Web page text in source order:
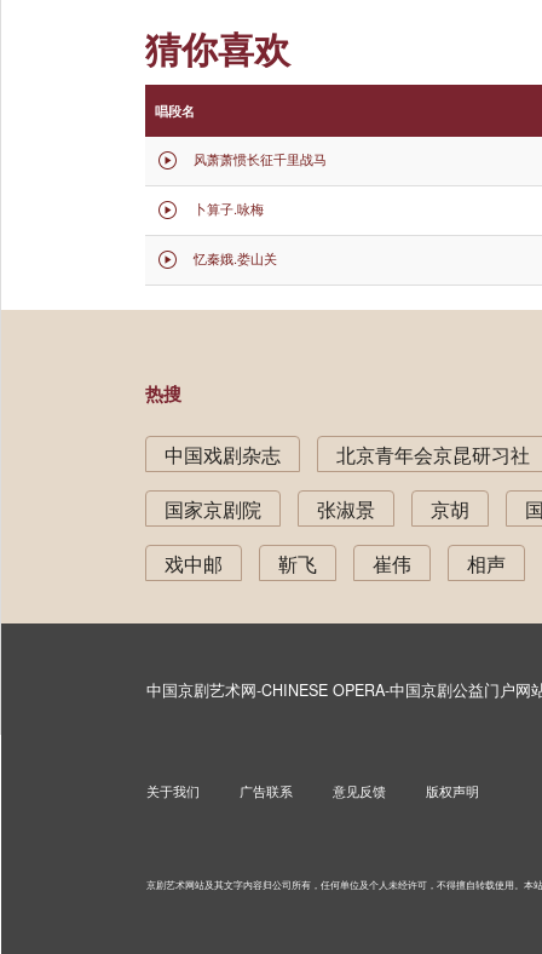
猜你喜欢
唱段名
 风萧萧惯长征千里战马
 卜算子.咏梅
 忆秦娥.娄山关
热搜
中国戏剧杂志
北京青年会京昆研习社
国家京剧院
张淑景 京胡
戏中邮
靳飞 崔伟 相声
中国京剧艺术网-CHINESE OPERA-中国京剧公益门户网
关于我们 广告联系 意见反馈 版权声明
京剧艺术网站及其文字内容归公司所有，任何单位及个人未经许可，不得擅自转载使用。 本